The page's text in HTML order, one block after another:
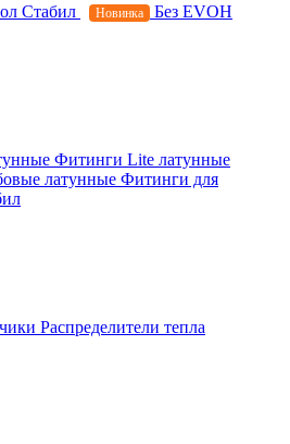
Стабил Новинка
Без EVOH
Фитинги Lite латунные
латунные Фитинги для
Распределители тепла